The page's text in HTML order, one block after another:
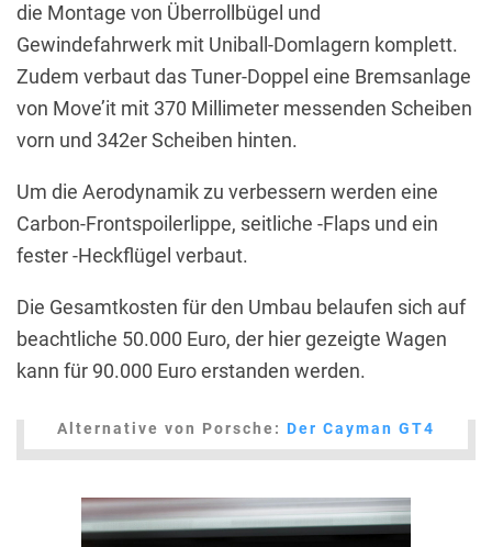
die Montage von Überrollbügel und
Gewindefahrwerk mit Uniball-Domlagern komplett.
Zudem verbaut das Tuner-Doppel eine Bremsanlage
von Move’it mit 370 Millimeter messenden Scheiben
vorn und 342er Scheiben hinten.
Um die Aerodynamik zu verbessern werden eine
Carbon-Frontspoilerlippe, seitliche -Flaps und ein
fester -Heckflügel verbaut.
Die Gesamtkosten für den Umbau belaufen sich auf
beachtliche 50.000 Euro, der hier gezeigte Wagen
kann für 90.000 Euro erstanden werden.
Alternative von Porsche: Der Cayman GT4